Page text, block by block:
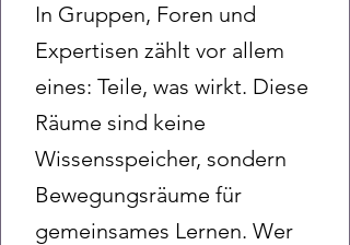
In Gruppen, Foren und
Expertisen zählt vor allem
eines: Teile, was wirkt. Diese
Räume sind keine
Wissensspeicher, sondern
Bewegungsräume für
gemeinsames Lernen. Wer